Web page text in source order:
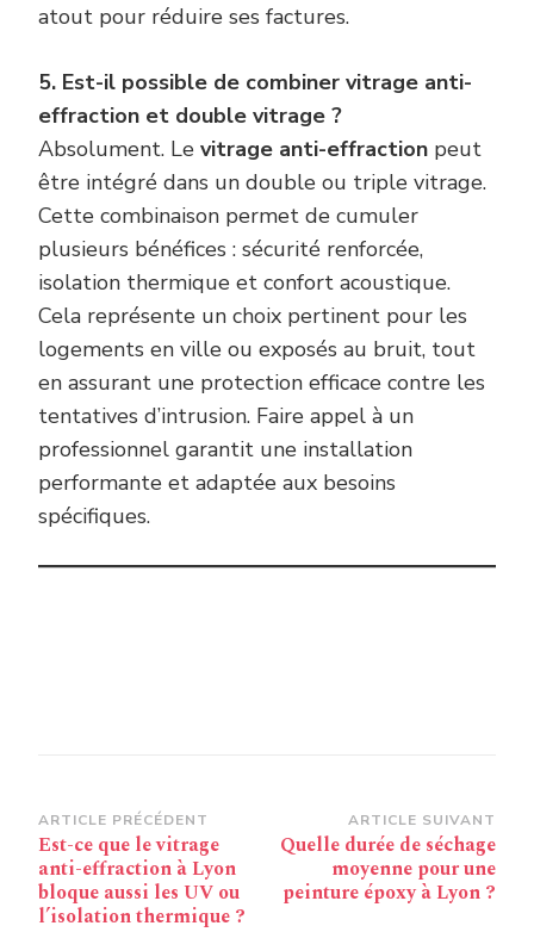
atout pour réduire ses factures.
5. Est-il possible de combiner vitrage anti-
effraction et double vitrage ?
Absolument. Le vitrage anti-effraction peut
être intégré dans un double ou triple vitrage.
Cette combinaison permet de cumuler
plusieurs bénéfices : sécurité renforcée,
isolation thermique et confort acoustique.
Cela représente un choix pertinent pour les
logements en ville ou exposés au bruit, tout
en assurant une protection efficace contre les
tentatives d’intrusion. Faire appel à un
professionnel garantit une installation
performante et adaptée aux besoins
spécifiques.
Navigation
d’article
ARTICLE PRÉCÉDENT
Est-ce que le vitrage
anti-effraction à Lyon
bloque aussi les UV ou
l’isolation thermique ?
ARTICLE SUIVANT
Quelle durée de séchage
moyenne pour une
peinture époxy à Lyon ?